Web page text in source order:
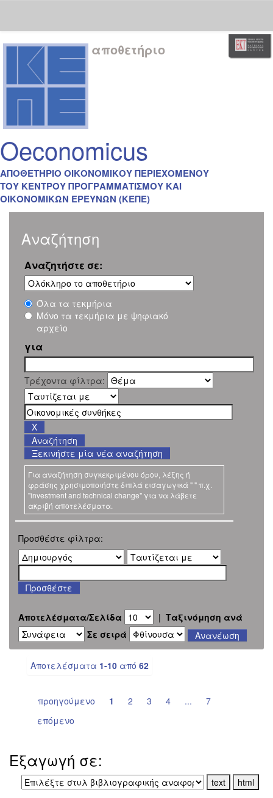
Skip
navigation
αποθετήριο
Oeconomicus
ΑΠΟΘΕΤΗΡΙΟ ΟΙΚΟΝΟΜΙΚΟΥ ΠΕΡΙΕΧΟΜΕΝΟΥ
ΤΟΥ ΚΕΝΤΡΟΥ ΠΡΟΓΡΑΜΜΑΤΙΣΜΟΥ ΚΑΙ
ΟΙΚΟΝΟΜΙΚΩΝ ΕΡΕΥΝΩΝ (ΚΕΠΕ)
Αναζήτηση
Αναζητήστε σε:
Όλα τα τεκμήρια
Μόνο τα τεκμήρια με ψηφιακό
αρχείο
για
Τρέχοντα φίλτρα:
Ξεκινήστε μία νέα αναζήτηση
Για αναζήτηση συγκεκριμένου όρου, λέξης ή
φράσης χρησιμοποιήστε διπλά εισαγωγικά " " π.χ.
"investment and technical change" για να λάβετε
ακριβή αποτελέσματα.
Προσθέστε φίλτρα:
Αποτελέσματα/Σελίδα | Ταξινόμηση ανά
Σε σειρά
Αποτελέσματα 1-10 από 62
προηγούμενο 1 2 3 4 ...
7
επόμενο
Εξαγωγή σε: